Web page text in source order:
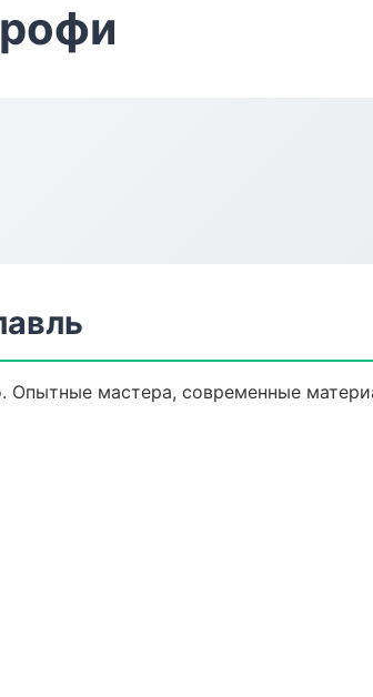
Опытные мастера, современные